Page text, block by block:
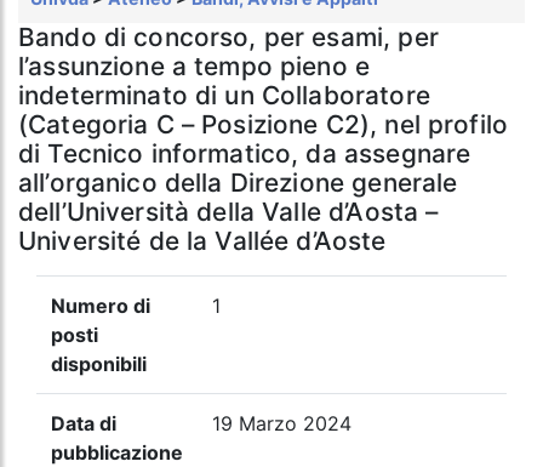
Bando di concorso, per esami, per
l’assunzione a tempo pieno e
indeterminato di un Collaboratore
(Categoria C – Posizione C2), nel profilo
di Tecnico informatico, da assegnare
all’organico della Direzione generale
dell’Università della Valle d’Aosta –
Université de la Vallée d’Aoste
Numero di
posti
disponibili
1
Data di
pubblicazione
19 Marzo 2024